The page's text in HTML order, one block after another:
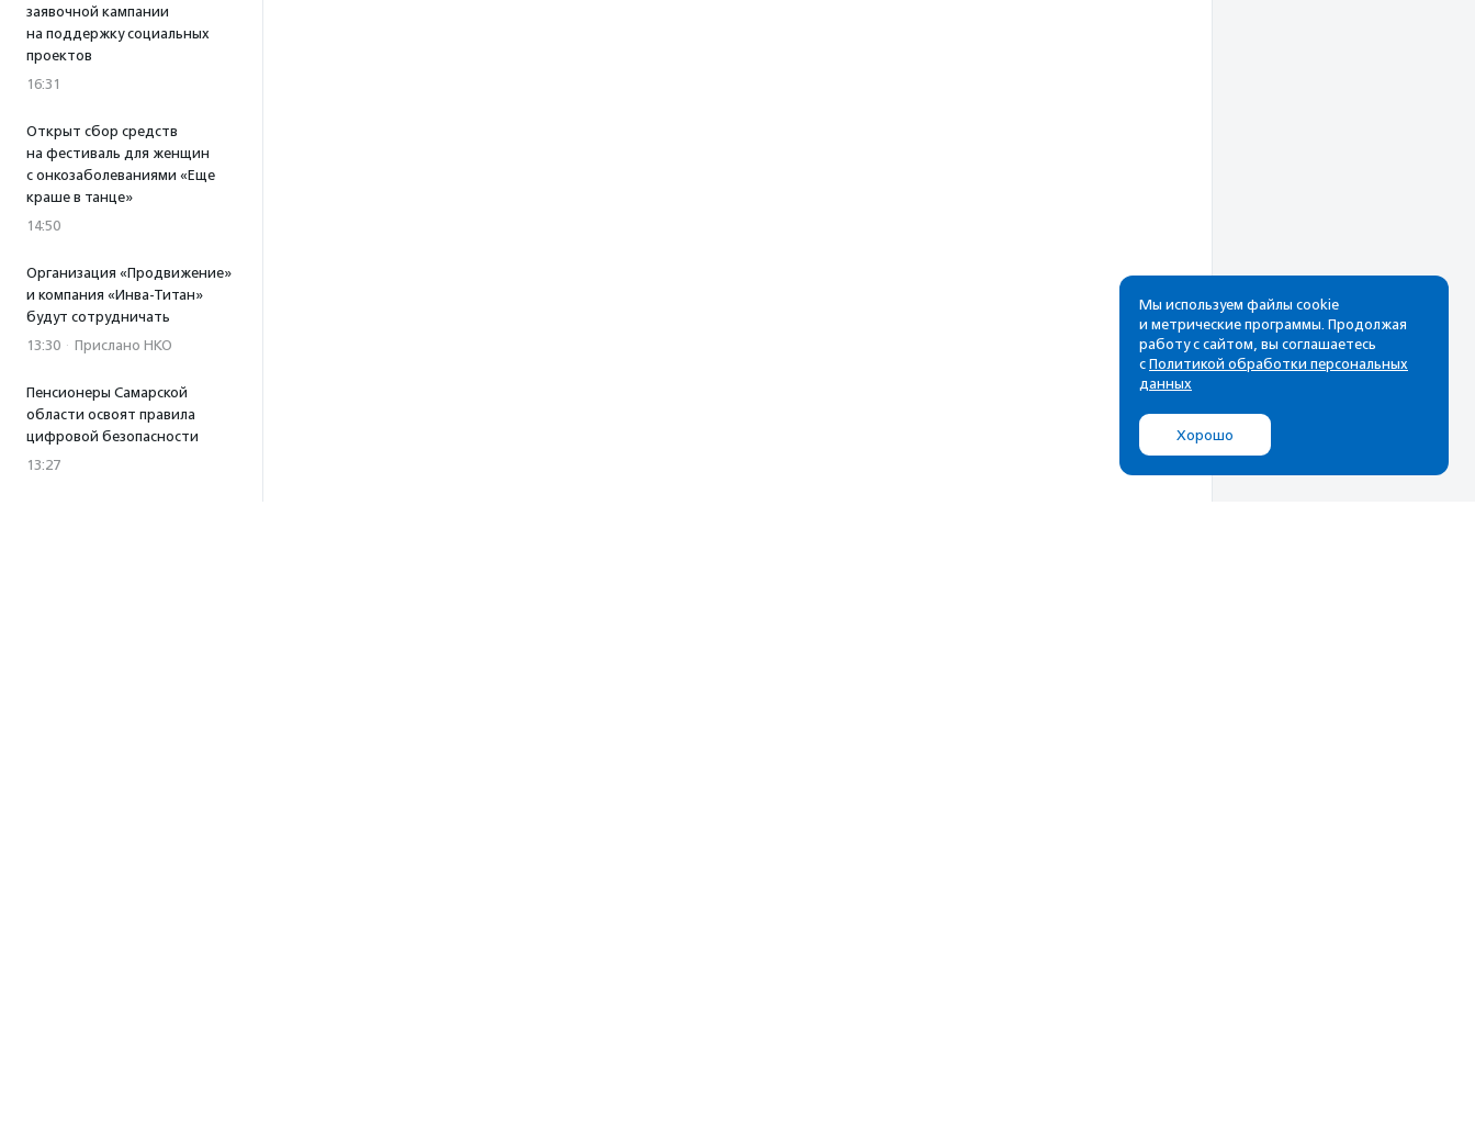
заявочной кампании
на поддержку социальных
проектов
16:31
Открыт сбор средств
на фестиваль для женщин
с онкозаболеваниями «Еще
краше в танце»
14:50
Организация «Продвижение»
и компания «Инва-Титан»
будут сотрудничать
13:30 · Прислано НКО
Пенсионеры Самарской
области освоят правила
цифровой безопасности
13:27
Рассылка
Cамые свежие новости,
почтовом ящике
Мы используем файлы cookie
и метрические программы. Продолжая
работу с сайтом, вы соглашаетесь
с Политикой обработки персональных
данных
Хорошо